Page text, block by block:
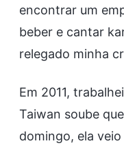
encontrar um
beber e cantar
relegado minha
Em 2011,
Taiwan soube
domingo, ela